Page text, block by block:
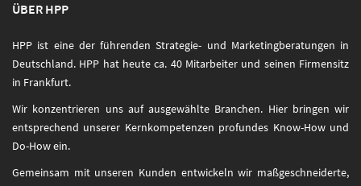
ÜBER HPP
HPP ist eine der führenden Strategie- und Marketingberatungen in
Deutschland. HPP hat heute ca. 40 Mitarbeiter und seinen Firmensitz
in Frankfurt.
Wir konzentrieren uns auf ausgewählte Branchen. Hier bringen wir
entsprechend unserer Kernkompetenzen profundes Know-How und
Do-How ein.
Gemeinsam mit unseren Kunden entwickeln wir maßgeschneiderte,